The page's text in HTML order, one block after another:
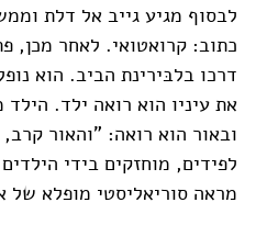
לבסוף מגיע גייב אל דלת
כתוב: קרואטואי. לאחר מכן,
דרכו בלבּירינת הביב. הוא
את עיניו הוא רואה ילד. הילד
ובאור הוא רואה: "והאור
לפידים, מוחזקים בידי
מראה סוריאליסטי מופלא של